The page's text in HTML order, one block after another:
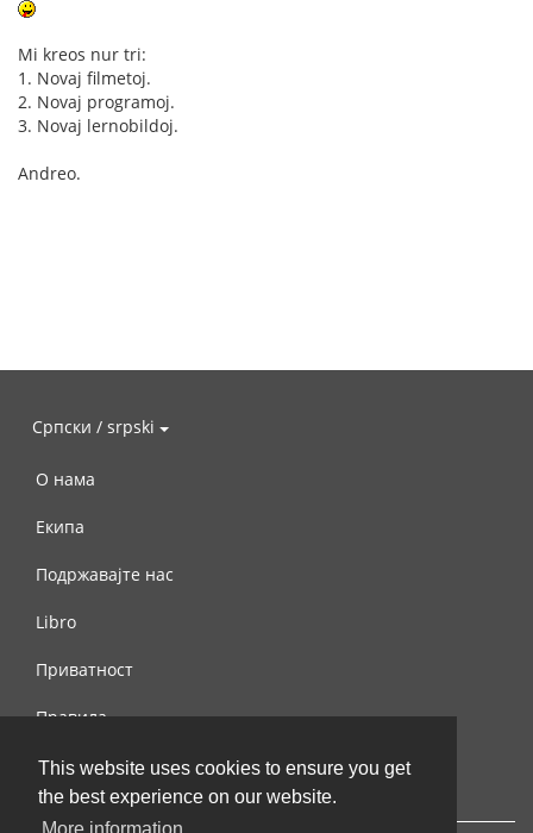
This website uses cookies to ensure you get
the best experience on our website.
Mi kreos nur tri:
1. Novaj filmetoj.
2. Novaj programoj.
3. Novaj lernobildoj.
Andreo.
Српски / srpski
О нама
Екипа
Подржавајте нас
Libro
Приватност
Правила
Контактирајте нас